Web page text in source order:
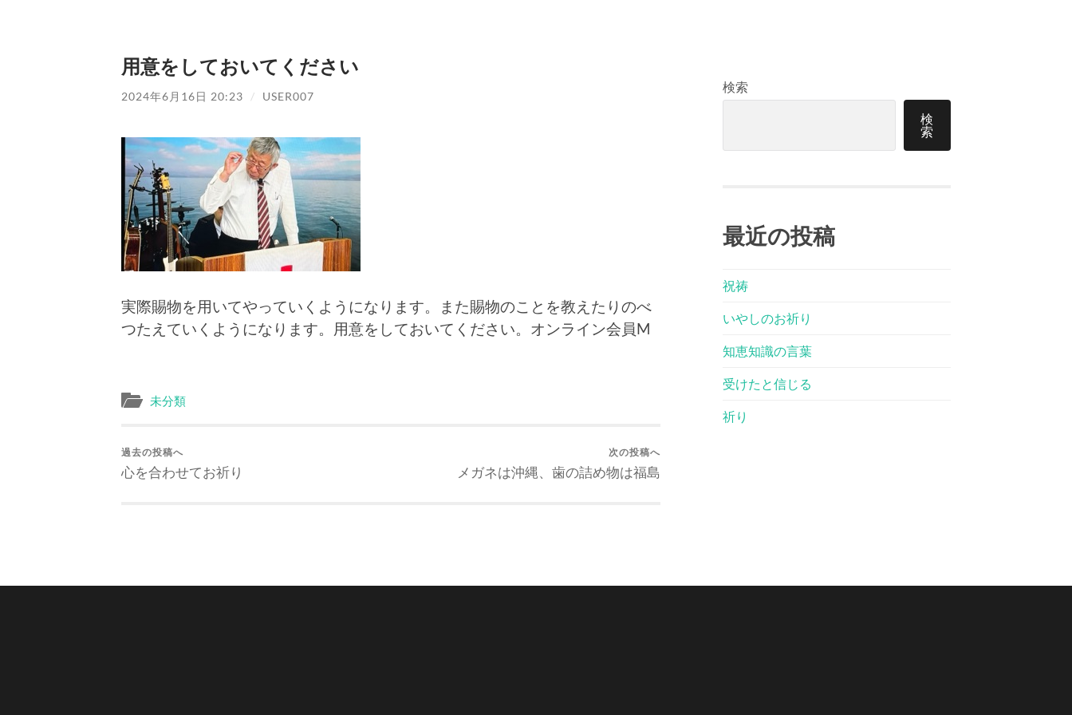
用意をしておいてください
2024年6月16日 20:23 / USER007
実際賜物を用いてやっていくようになります。また賜物のことを教えたりのべ
つたえていくようになります。用意をしておいてください。オンライン会員M
未分類
過去の投稿へ
心を合わせてお祈り
次の投稿へ
メガネは沖縄、歯の詰め物は福島
検索
検
索
最近の投稿
祝祷
いやしのお祈り
知恵知識の言葉
受けたと信じる
祈り